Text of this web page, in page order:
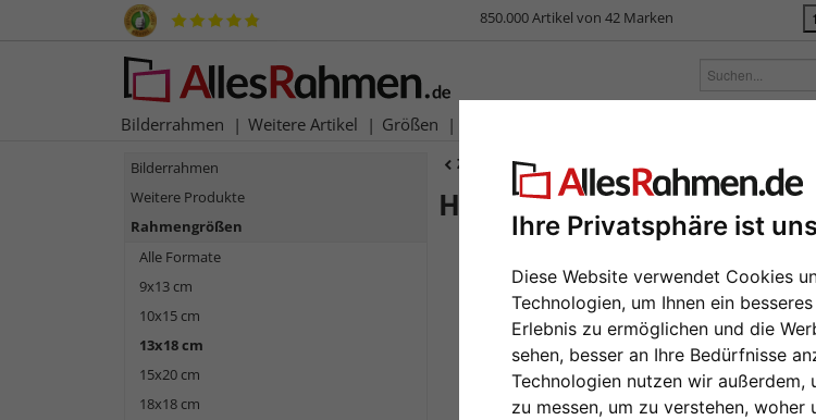
Ihre Privatsphäre ist
Diese Website verwendet Cookies
Technologien, um Ihnen ein
Erlebnis zu ermöglichen und die
sehen, besser an Ihre Bedürfnisse
Technologien nutzen wir außerdem,
zu messen, um zu verstehen, woher
850.000 Artikel von 42 Marken
Bilderrahmen Weitere Artikel Größen
Zurück |Bilderrahmen-Shop Rahmengrößen
Holz-Bilderrahmen Lola
Bilderrahmen
Weitere Produkte
Rahmengrößen
Alle Formate
9x13 cm
10x15 cm
13x18 cm
15x20 cm
18x18 cm